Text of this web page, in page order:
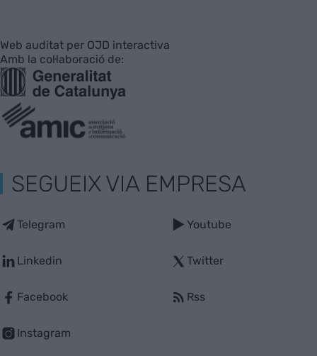
Web auditat per OJD interactiva
Amb la col·laboració de:
SEGUEIX VIA EMPRESA
Telegram
Linkedin
Facebook
Instagram
Youtube
Twitter
Rss